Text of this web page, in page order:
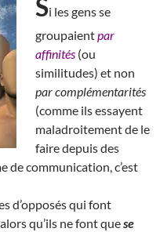
Si les gens se
groupaientpar
affinités (ou
similitudes) et non
par complémentarités
(comme ils essayent
maladroitement de le
faire depuis des
de communication, c’est
d’opposés qui font
qu’ils ne font quese